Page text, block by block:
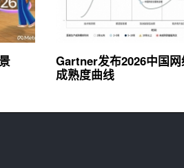
Gartner发布2026中国
成熟度曲线